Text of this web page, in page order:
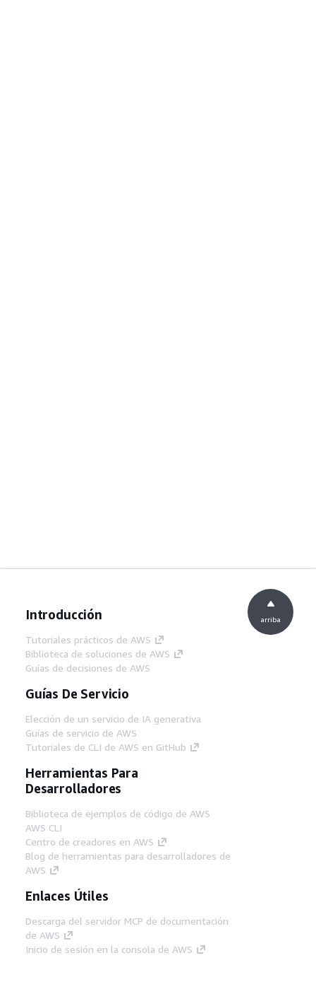
Introducción
Tutoriales prácticos de AWS
Biblioteca de soluciones de AWS
Guías de decisiones de AWS
Guías De Servicio
Elección de un servicio de IA generativa
Guías de servicio de AWS
Tutoriales de CLI de AWS en GitHub
Herramientas Para
Desarrolladores
Biblioteca de ejemplos de código de AWS
AWS CLI
Centro de creadores en AWS
Blog de herramientas para desarrolladores de
AWS
Enlaces Útiles
Descarga del servidor MCP de documentación
de AWS
Inicio de sesión en la consola de AWS
arriba